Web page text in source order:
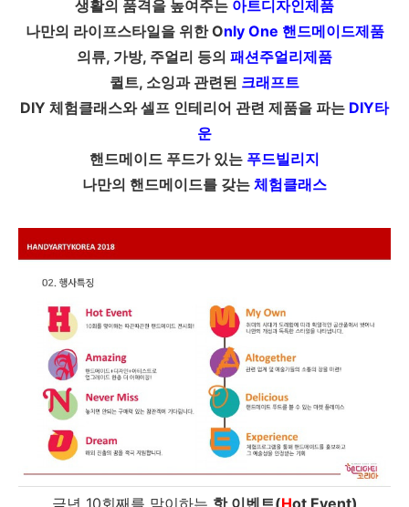
생활의 품격을 높여주는 아트디자인제품
나만의 라이프스타일을 위한 Only One 핸드메이드제품
의류, 가방, 주얼리 등의 패션주얼리제품
퀼트, 소잉과 관련된 크래프트
DIY 체험클래스와 셀프 인테리어 관련 제품을 파는 DIY타
운
핸드메이드 푸드가 있는 푸드빌리지
나만의 핸드메이드를 갖는 체험클래스
금년 10회째를 맞이하는 핫 이벤트(Hot Event)